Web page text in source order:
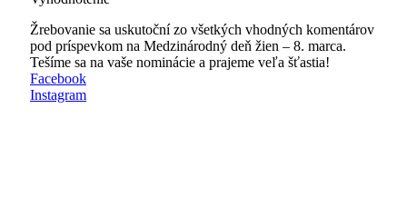
Žrebovanie sa uskutoční zo všetkých vhodných komentárov
pod príspevkom na Medzinárodný deň žien – 8. marca.
Tešíme sa na vaše nominácie a prajeme veľa šťastia!
Facebook
Instagram